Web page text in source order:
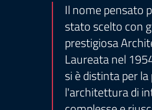
Il nome pensato
stato scelto con
prestigiosa
Laureata nel
si è distinta per
l'architettura di